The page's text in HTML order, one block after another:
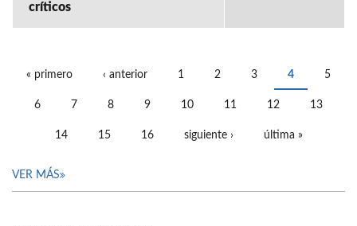
críticos
« primero ‹ anterior 1 2 3 4 5
6 7 8 9 10 11 12 13
14 15 16 siguiente › última »
VER MÁS